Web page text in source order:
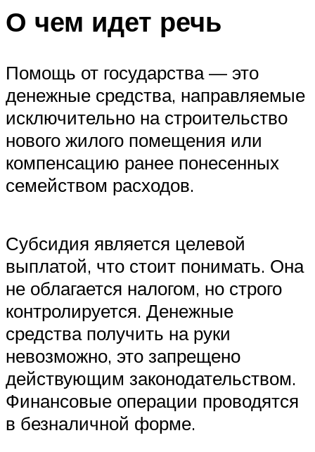
О чем идет речь
Помощь от государства — это
денежные средства, направляемые
исключительно на строительство
нового жилого помещения или
компенсацию ранее понесенных
семейством расходов.
Субсидия является целевой
выплатой, что стоит понимать. Она
не облагается налогом, но строго
контролируется. Денежные
средства получить на руки
невозможно, это запрещено
действующим законодательством.
Финансовые операции проводятся
в безналичной форме.